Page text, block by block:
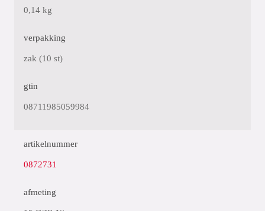
0,14 kg
verpakking
zak (10 st)
gtin
08711985059984
artikelnummer
0872731
afmeting